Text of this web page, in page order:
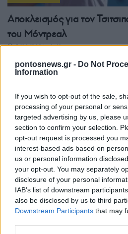
pontosnews.gr - Do Not
Information
If you wish to opt-out of the sale,
processing of your personal or
targeted advertising by us, please
section to confirm your selection.
opt-out request is processed you
interest-based ads based on
us or personal information
your opt-out. You may separately
disclosure of your personal
IAB’s list of downstream
also be disclosed by us to third
Downstream Participants that may
Αποκλεισμός για τον
του Μόντρεαλ
5/08/2026 - 9:40μμ
ΑΘΛΗΤΙΣΜΟΣ
Ευρωπαϊκό πρωτάθλημα
μετάλλια για την Ελλάδα
5/08/2026 - 8:43μμ